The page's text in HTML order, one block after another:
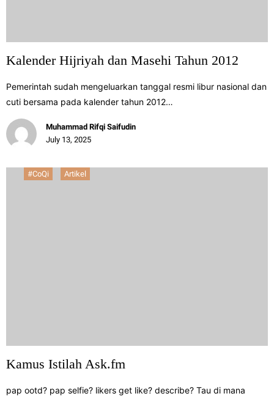
Kalender Hijriyah dan Masehi Tahun 2012
Pemerintah sudah mengeluarkan tanggal resmi libur nasional dan
cuti bersama pada kalender tahun 2012…
Muhammad Rifqi Saifudin
July 13, 2025
#CoQi Artikel
Kamus Istilah Ask.fm
pap ootd? pap selfie? likers get like? describe? Tau di mana